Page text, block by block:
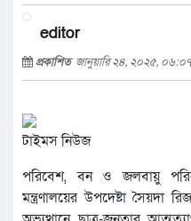
editor
প্রকাশিত জানুয়ারি ২৪, ২০২৫,
টাইমস নিউজ
পরিবেশ, বন ও জলবায়ু
মন্ত্রণালয়ের উপদেষ্টা সৈয়দা